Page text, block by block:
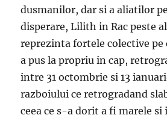
dusmanilor, dar si a aliatilor
disperare, Lilith in Rac peste
reprezinta fortele colective pe
a pus la propriu in cap,
intre 31 octombrie si 13
razboiului ce retrogradand
ceea ce s-a dorit a fi marele